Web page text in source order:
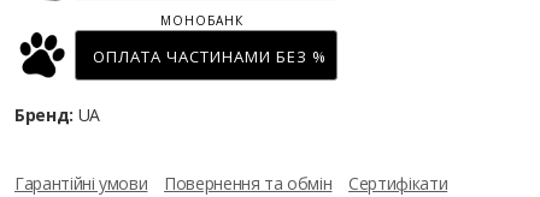
ОПЛАТА ЧАСТИНАМИ БЕЗ %
МОНОБАНК
Бренд: UA
Гарантійні умови Повернення та обмін
Сертифікати